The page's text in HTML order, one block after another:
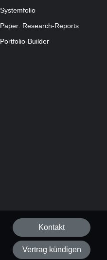
Systemfolio
Paper: Research-Reports
Portfolio-Builder
Kontakt
Vertrag kündigen